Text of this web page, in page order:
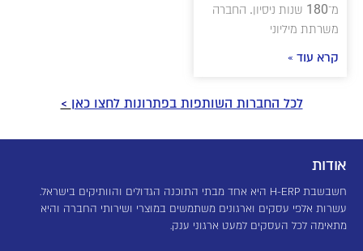
מ־180 שנות ניסיון. החברה
משרתת מיליוני
קרא עוד »
לכל החברות השותפות בפתרונות לחצו כאן >
אודות
חשבשבת H-ERP היא אחד מבתי התוכנה הגדולים והוותיקים בישראל.
עשרות אלפי עסקים וארגונים משתמשים במוצרי ושירותי החברה והיא
מתאימה לכל העסקים למעט ארגוני ענק.